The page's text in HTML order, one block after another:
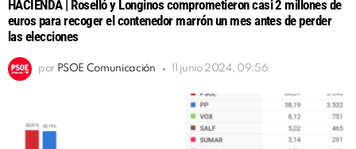
HACIENDA | Roselló y Longinos comprometieron casi 2 millones de
euros para recoger el contenedor marrón un mes antes de perder
las elecciones
por PSOE Comunicación 11 junio 2024, 09:56